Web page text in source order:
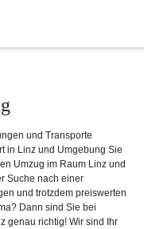
und Transporte
in Linz und Umgebung Sie
Umzug im Raum Linz und
Suche nach einer
und trotzdem preiswerten
Dann sind Sie bei
genau richtig! Wir sind Ihr